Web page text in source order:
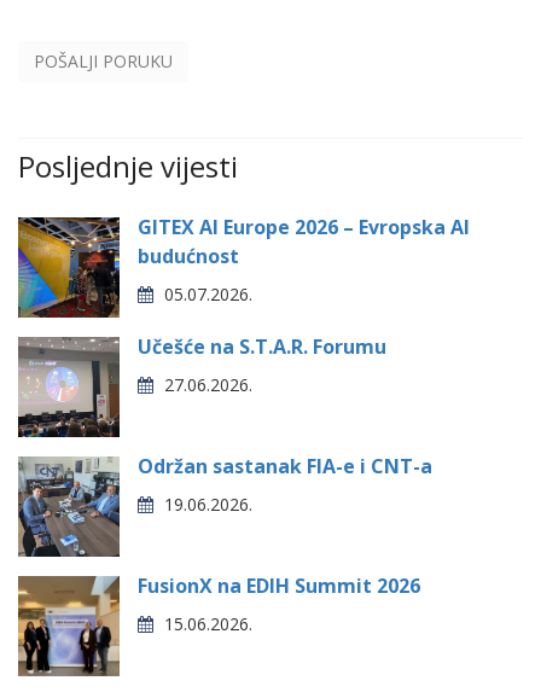
POŠALJI PORUKU
Posljednje vijesti
GITEX AI Europe 2026 – Evropska AI
budućnost
05.07.2026.
Učešće na S.T.A.R. Forumu
27.06.2026.
Održan sastanak FIA-e i CNT-a
19.06.2026.
FusionX na EDIH Summit 2026
15.06.2026.